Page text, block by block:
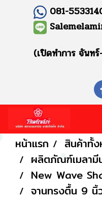
081-
(เปิดทำการ จันท
หน้าแรก
สินค้าทั้
ผลิตภัณฑ์เมลา
New Wave
จานทรงตื้น 9 นิ้